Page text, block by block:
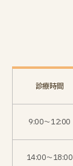
診療時間
9:00〜12:00
14:00〜18:00